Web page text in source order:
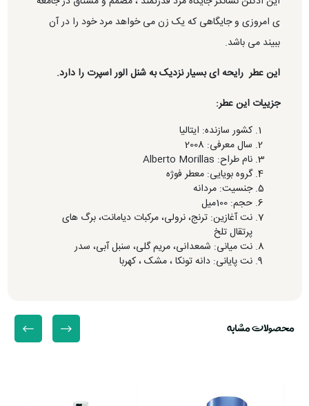
ی امروزی و جایگاهی که یک زن می خواهد مرد خود را در آن
ببیند می باشد.
این عطر رایحه ای بسیار نزدیک به شنل الور اسپرت را دارد.
جزییات این عطر:
کشور سازنده: ایتالیا
سال معرفی: 2008
نام طراح: Alberto Morillas
گروه بویایی: معطر فوژه
جنسیت: مردانه
حجم: 100میل
نت آغازین: ترنج، نرولی، مرکبات دیامانت، برگ های
پرتقال تلخ
نت میانی: شمعدانی، مریم گلی، سنبل آبی، سدر
نت پایانی: دانه تونکا ، مشک ، کهربا
محصولات مشابه